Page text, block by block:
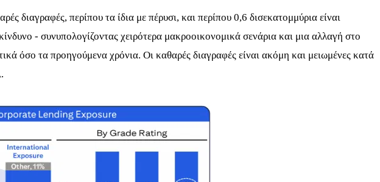
διαγραφές, περίπου τα ίδια με πέρυσι, και περίπου 0,6 δισεκατομμύρια είναι
- συνυπολογίζοντας χειρότερα μακροοικονομικά σενάρια και μια αλλαγή στο
όσο τα προηγούμενα χρόνια. Οι καθαρές διαγραφές είναι ακόμη και μειωμένες κατά